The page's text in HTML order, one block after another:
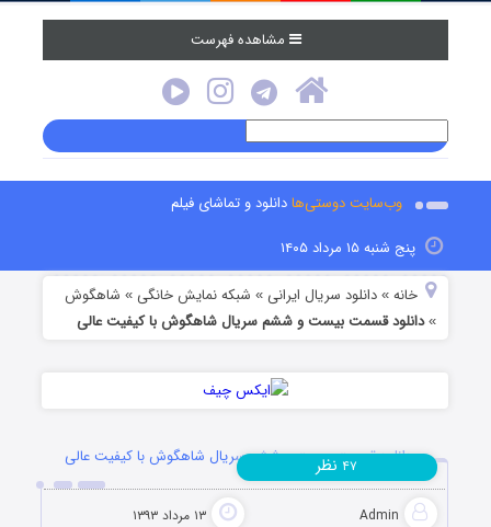
مشاهده فهرست
وب‌سایت دوستی‌هادانلود و تماشای فیلم
پنج شنبه ۱۵ مرداد ۱۴۰۵
خانه »دانلود سریال ایرانی » شبکه نمایش خانگی » شاهگوش
»دانلود قسمت بیست و ششم سریال شاهگوش با کیفیت عالی
دانلود قسمت بیست و ششم سریال شاهگوش با کیفیت عالی
Admin ۱۳ مرداد ۱۳۹۳
۴۷ نظر